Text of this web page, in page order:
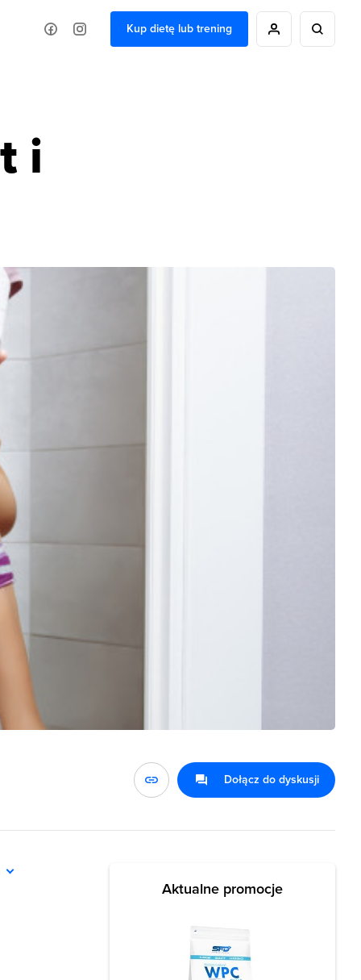
Kup dietę lub trening
i
Dołącz do dyskusji
Aktualne promocje